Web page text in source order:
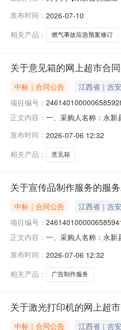
发布时间： 2026-07-10
相关产品：
燃气事故应急预案修订
关于意见箱的网上超市合
中标｜合同公告 江西省｜吉
项目编号：
正文内容： 一、采购人名称：永新
或标的基本概况：七、
发布时间： 2026-07-06 12:32
相关产品：
意见箱
关于宣传品制作服务的服
中标｜合同公告 江西省｜吉
项目编号：
正文内容： 一、采购人名称：永新
的基本概况：七、其它
发布时间： 2026-07-06 12:32
相关产品：
广告制作服务
关于激光打印机的网上超
中标｜合同公告 江西省｜吉